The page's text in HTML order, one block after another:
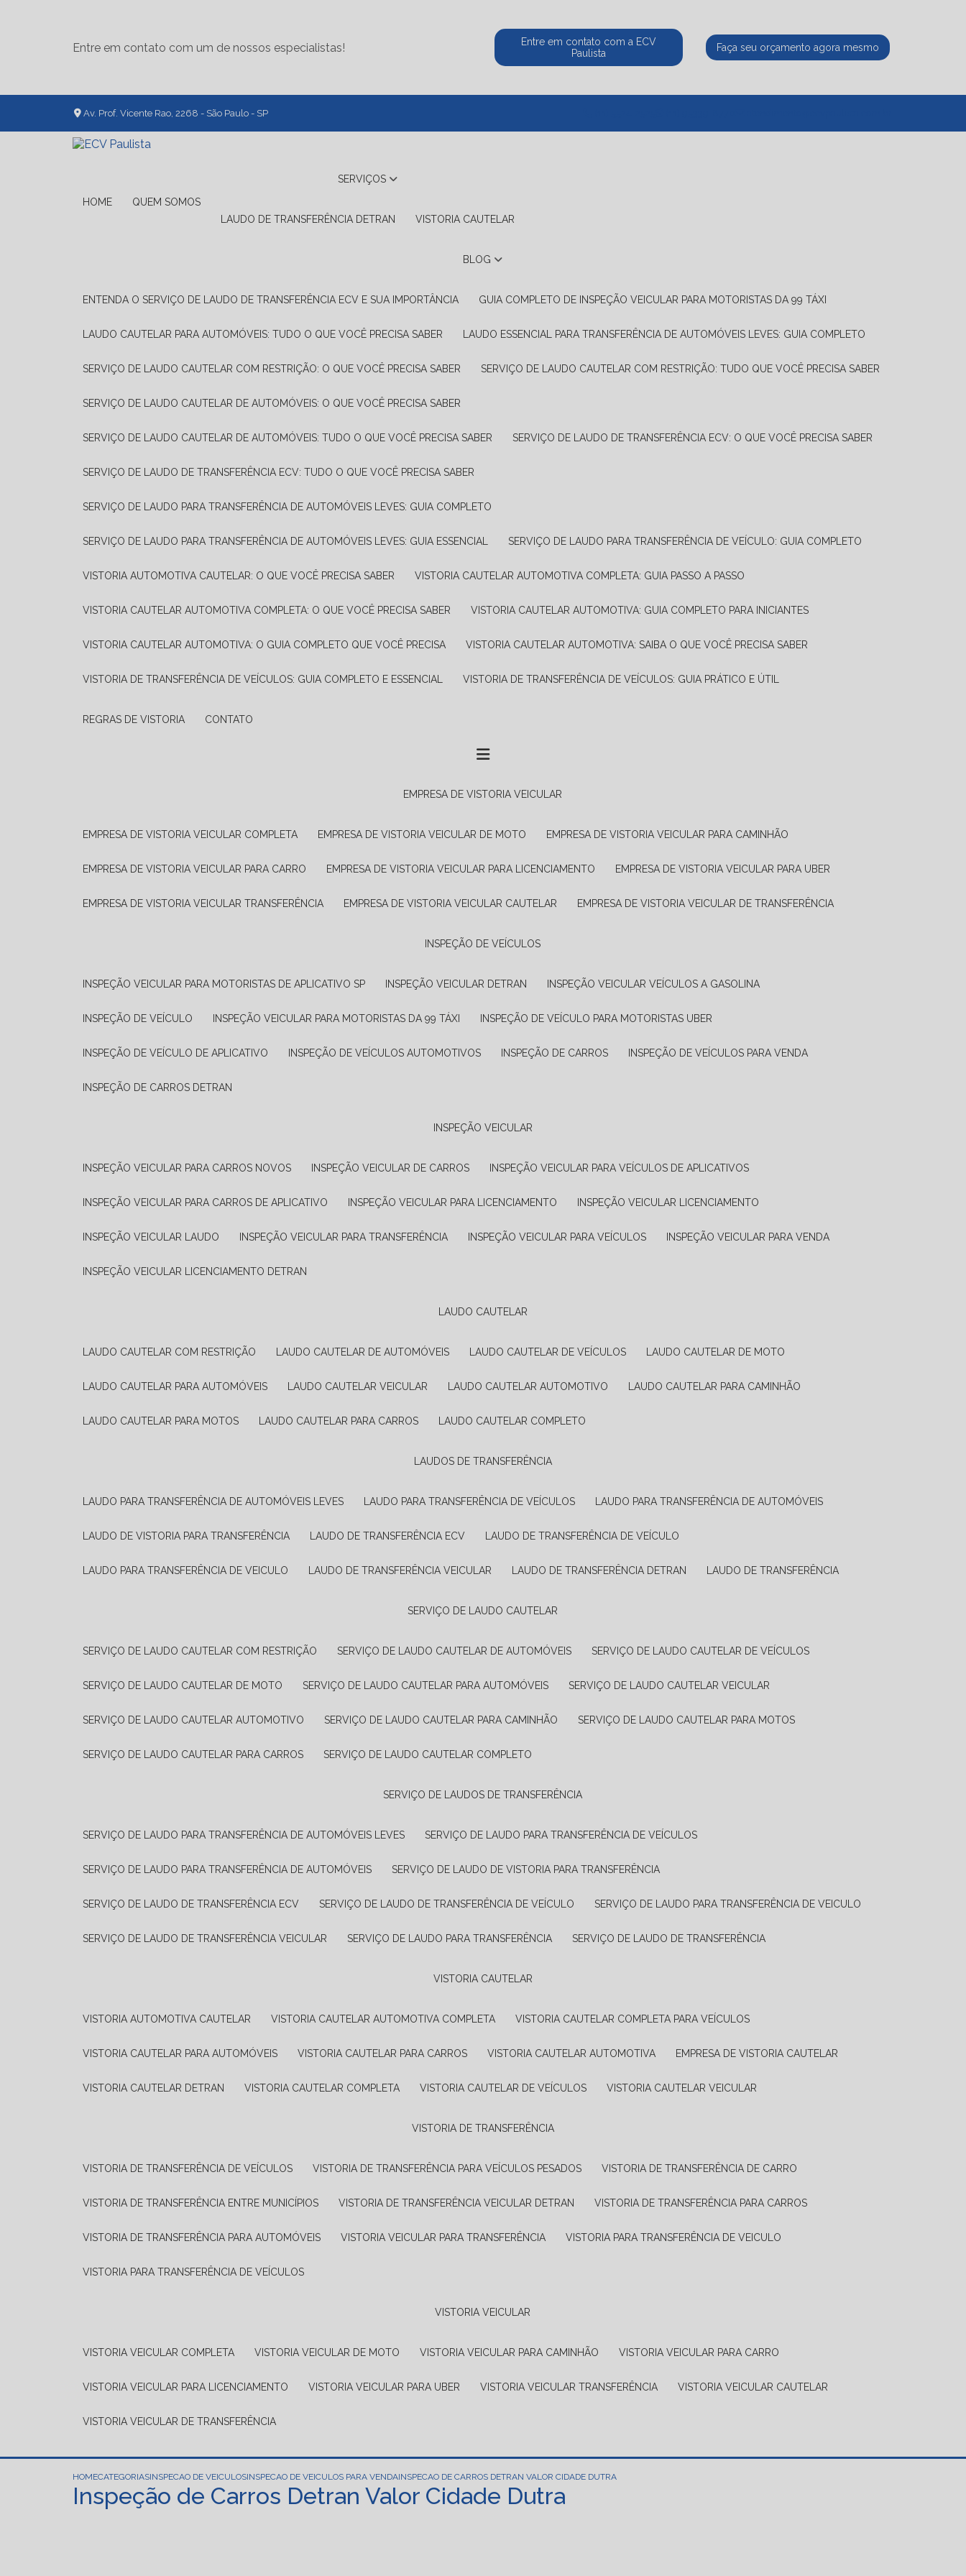
Entre em contato com um de nossos especialistas!
Entre em contato com a ECV
Paulista
Faça seu orçamento agora mesmo
Av. Prof. Vicente Rao, 2268 - São Paulo - SP
HOME QUEM SOMOS
SERVIÇOS
LAUDO DE TRANSFERÊNCIA DETRAN VISTORIA CAUTELAR
BLOG
ENTENDA O SERVIÇO DE LAUDO DE TRANSFERÊNCIA ECV E SUA IMPORTÂNCIA GUIA COMPLETO DE INSPEÇÃO VEICULAR PARA MOTORISTAS DA 99 TÁXI
LAUDO CAUTELAR PARA AUTOMÓVEIS: TUDO O QUE VOCÊ PRECISA SABER LAUDO ESSENCIAL PARA TRANSFERÊNCIA DE AUTOMÓVEIS LEVES: GUIA COMPLETO
SERVIÇO DE LAUDO CAUTELAR COM RESTRIÇÃO: O QUE VOCÊ PRECISA SABER SERVIÇO DE LAUDO CAUTELAR COM RESTRIÇÃO: TUDO QUE VOCÊ PRECISA SABER
SERVIÇO DE LAUDO CAUTELAR DE AUTOMÓVEIS: O QUE VOCÊ PRECISA SABER
SERVIÇO DE LAUDO CAUTELAR DE AUTOMÓVEIS: TUDO O QUE VOCÊ PRECISA SABER SERVIÇO DE LAUDO DE TRANSFERÊNCIA ECV: O QUE VOCÊ PRECISA SABER
SERVIÇO DE LAUDO DE TRANSFERÊNCIA ECV: TUDO O QUE VOCÊ PRECISA SABER
SERVIÇO DE LAUDO PARA TRANSFERÊNCIA DE AUTOMÓVEIS LEVES: GUIA COMPLETO
SERVIÇO DE LAUDO PARA TRANSFERÊNCIA DE AUTOMÓVEIS LEVES: GUIA ESSENCIAL SERVIÇO DE LAUDO PARA TRANSFERÊNCIA DE VEÍCULO: GUIA COMPLETO
VISTORIA AUTOMOTIVA CAUTELAR: O QUE VOCÊ PRECISA SABER VISTORIA CAUTELAR AUTOMOTIVA COMPLETA: GUIA PASSO A PASSO
VISTORIA CAUTELAR AUTOMOTIVA COMPLETA: O QUE VOCÊ PRECISA SABER VISTORIA CAUTELAR AUTOMOTIVA: GUIA COMPLETO PARA INICIANTES
VISTORIA CAUTELAR AUTOMOTIVA: O GUIA COMPLETO QUE VOCÊ PRECISA VISTORIA CAUTELAR AUTOMOTIVA: SAIBA O QUE VOCÊ PRECISA SABER
VISTORIA DE TRANSFERÊNCIA DE VEÍCULOS: GUIA COMPLETO E ESSENCIAL VISTORIA DE TRANSFERÊNCIA DE VEÍCULOS: GUIA PRÁTICO E ÚTIL
REGRAS DE VISTORIA CONTATO
EMPRESA DE VISTORIA VEICULAR
EMPRESA DE VISTORIA VEICULAR COMPLETA EMPRESA DE VISTORIA VEICULAR DE MOTO EMPRESA DE VISTORIA VEICULAR PARA CAMINHÃO
EMPRESA DE VISTORIA VEICULAR PARA CARRO EMPRESA DE VISTORIA VEICULAR PARA LICENCIAMENTO EMPRESA DE VISTORIA VEICULAR PARA UBER
EMPRESA DE VISTORIA VEICULAR TRANSFERÊNCIA EMPRESA DE VISTORIA VEICULAR CAUTELAR EMPRESA DE VISTORIA VEICULAR DE TRANSFERÊNCIA
INSPEÇÃO DE VEÍCULOS
INSPEÇÃO VEICULAR PARA MOTORISTAS DE APLICATIVO SP INSPEÇÃO VEICULAR DETRAN INSPEÇÃO VEICULAR VEÍCULOS A GASOLINA
INSPEÇÃO DE VEÍCULO INSPEÇÃO VEICULAR PARA MOTORISTAS DA 99 TÁXI INSPEÇÃO DE VEÍCULO PARA MOTORISTAS UBER
INSPEÇÃO DE VEÍCULO DE APLICATIVO INSPEÇÃO DE VEÍCULOS AUTOMOTIVOS INSPEÇÃO DE CARROS INSPEÇÃO DE VEÍCULOS PARA VENDA
INSPEÇÃO DE CARROS DETRAN
INSPEÇÃO VEICULAR
INSPEÇÃO VEICULAR PARA CARROS NOVOS INSPEÇÃO VEICULAR DE CARROS INSPEÇÃO VEICULAR PARA VEÍCULOS DE APLICATIVOS
INSPEÇÃO VEICULAR PARA CARROS DE APLICATIVO INSPEÇÃO VEICULAR PARA LICENCIAMENTO INSPEÇÃO VEICULAR LICENCIAMENTO
INSPEÇÃO VEICULAR LAUDO INSPEÇÃO VEICULAR PARA TRANSFERÊNCIA INSPEÇÃO VEICULAR PARA VEÍCULOS INSPEÇÃO VEICULAR PARA VENDA
INSPEÇÃO VEICULAR LICENCIAMENTO DETRAN
LAUDO CAUTELAR
LAUDO CAUTELAR COM RESTRIÇÃO LAUDO CAUTELAR DE AUTOMÓVEIS LAUDO CAUTELAR DE VEÍCULOS LAUDO CAUTELAR DE MOTO
LAUDO CAUTELAR PARA AUTOMÓVEIS LAUDO CAUTELAR VEICULAR LAUDO CAUTELAR AUTOMOTIVO LAUDO CAUTELAR PARA CAMINHÃO
LAUDO CAUTELAR PARA MOTOS LAUDO CAUTELAR PARA CARROS LAUDO CAUTELAR COMPLETO
LAUDOS DE TRANSFERÊNCIA
LAUDO PARA TRANSFERÊNCIA DE AUTOMÓVEIS LEVES LAUDO PARA TRANSFERÊNCIA DE VEÍCULOS LAUDO PARA TRANSFERÊNCIA DE AUTOMÓVEIS
LAUDO DE VISTORIA PARA TRANSFERÊNCIA LAUDO DE TRANSFERÊNCIA ECV LAUDO DE TRANSFERÊNCIA DE VEÍCULO
LAUDO PARA TRANSFERÊNCIA DE VEICULO LAUDO DE TRANSFERÊNCIA VEICULAR LAUDO DE TRANSFERÊNCIA DETRAN LAUDO DE TRANSFERÊNCIA
SERVIÇO DE LAUDO CAUTELAR
SERVIÇO DE LAUDO CAUTELAR COM RESTRIÇÃO SERVIÇO DE LAUDO CAUTELAR DE AUTOMÓVEIS SERVIÇO DE LAUDO CAUTELAR DE VEÍCULOS
SERVIÇO DE LAUDO CAUTELAR DE MOTO SERVIÇO DE LAUDO CAUTELAR PARA AUTOMÓVEIS SERVIÇO DE LAUDO CAUTELAR VEICULAR
SERVIÇO DE LAUDO CAUTELAR AUTOMOTIVO SERVIÇO DE LAUDO CAUTELAR PARA CAMINHÃO SERVIÇO DE LAUDO CAUTELAR PARA MOTOS
SERVIÇO DE LAUDO CAUTELAR PARA CARROS SERVIÇO DE LAUDO CAUTELAR COMPLETO
SERVIÇO DE LAUDOS DE TRANSFERÊNCIA
SERVIÇO DE LAUDO PARA TRANSFERÊNCIA DE AUTOMÓVEIS LEVES SERVIÇO DE LAUDO PARA TRANSFERÊNCIA DE VEÍCULOS
SERVIÇO DE LAUDO PARA TRANSFERÊNCIA DE AUTOMÓVEIS SERVIÇO DE LAUDO DE VISTORIA PARA TRANSFERÊNCIA
SERVIÇO DE LAUDO DE TRANSFERÊNCIA ECV SERVIÇO DE LAUDO DE TRANSFERÊNCIA DE VEÍCULO SERVIÇO DE LAUDO PARA TRANSFERÊNCIA DE VEICULO
SERVIÇO DE LAUDO DE TRANSFERÊNCIA VEICULAR SERVIÇO DE LAUDO PARA TRANSFERÊNCIA SERVIÇO DE LAUDO DE TRANSFERÊNCIA
VISTORIA CAUTELAR
VISTORIA AUTOMOTIVA CAUTELAR VISTORIA CAUTELAR AUTOMOTIVA COMPLETA VISTORIA CAUTELAR COMPLETA PARA VEÍCULOS
VISTORIA CAUTELAR PARA AUTOMÓVEIS VISTORIA CAUTELAR PARA CARROS VISTORIA CAUTELAR AUTOMOTIVA EMPRESA DE VISTORIA CAUTELAR
VISTORIA CAUTELAR DETRAN VISTORIA CAUTELAR COMPLETA VISTORIA CAUTELAR DE VEÍCULOS VISTORIA CAUTELAR VEICULAR
VISTORIA DE TRANSFERÊNCIA
VISTORIA DE TRANSFERÊNCIA DE VEÍCULOS VISTORIA DE TRANSFERÊNCIA PARA VEÍCULOS PESADOS VISTORIA DE TRANSFERÊNCIA DE CARRO
VISTORIA DE TRANSFERÊNCIA ENTRE MUNICÍPIOS VISTORIA DE TRANSFERÊNCIA VEICULAR DETRAN VISTORIA DE TRANSFERÊNCIA PARA CARROS
VISTORIA DE TRANSFERÊNCIA PARA AUTOMÓVEIS VISTORIA VEICULAR PARA TRANSFERÊNCIA VISTORIA PARA TRANSFERÊNCIA DE VEICULO
VISTORIA PARA TRANSFERÊNCIA DE VEÍCULOS
VISTORIA VEICULAR
VISTORIA VEICULAR COMPLETA VISTORIA VEICULAR DE MOTO VISTORIA VEICULAR PARA CAMINHÃO VISTORIA VEICULAR PARA CARRO
VISTORIA VEICULAR PARA LICENCIAMENTO VISTORIA VEICULAR PARA UBER VISTORIA VEICULAR TRANSFERÊNCIA VISTORIA VEICULAR CAUTELAR
VISTORIA VEICULAR DE TRANSFERÊNCIA
HOMECATEGORIASINSPECAO DE VEICULOSINSPECAO DE VEICULOS PARA VENDAINSPECAO DE CARROS DETRAN VALOR CIDADE DUTRA
Inspeção de Carros Detran Valor Cidade Dutra